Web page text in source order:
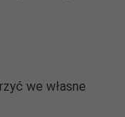
we własne